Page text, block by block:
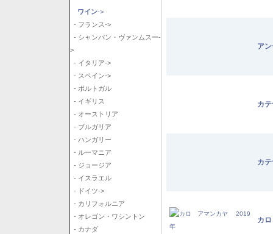
ワイン->
- フランス->
- シャンパン・ヴァンムスー-
>
- イタリア->
- スペイン->
- ポルトガル
- イギリス
- オーストリア
- ブルガリア
- ハンガリー
- ルーマニア
- ジョージア
- イスラエル
- ドイツ->
- カリフォルニア
- オレゴン・ワシントン
- カナダ
ア
カ
カ
カ